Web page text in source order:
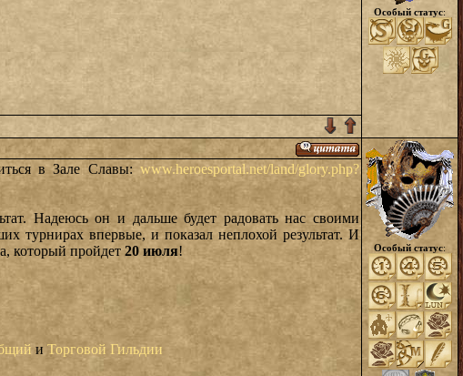
Особый статус:
в Зале Славы:www.heroesportal.net/land/glory.php?
Надеюсь он и дальше будет радовать нас своими
турнирах впервые, и показал неплохой результат. И
который пройдет20 июля!
и Торговой Гильдии
Особый статус: